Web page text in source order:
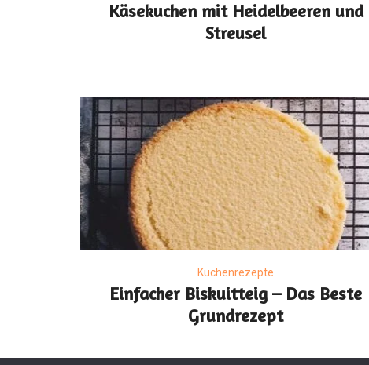
Käsekuchen mit Heidelbeeren und
Streusel
Kuchenrezepte
Einfacher Biskuitteig – Das Beste
Grundrezept